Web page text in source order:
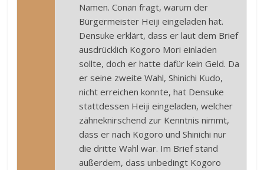
Namen. Conan fragt, warum der
Bürgermeister Heiji eingeladen hat.
Densuke erklärt, dass er laut dem Brief
ausdrücklich Kogoro Mori einladen
sollte, doch er hatte dafür kein Geld. Da
er seine zweite Wahl, Shinichi Kudo,
nicht erreichen konnte, hat Densuke
stattdessen Heiji eingeladen, welcher
zähneknirschend zur Kenntnis nimmt,
dass er nach Kogoro und Shinichi nur
die dritte Wahl war. Im Brief stand
außerdem, dass unbedingt Kogoro